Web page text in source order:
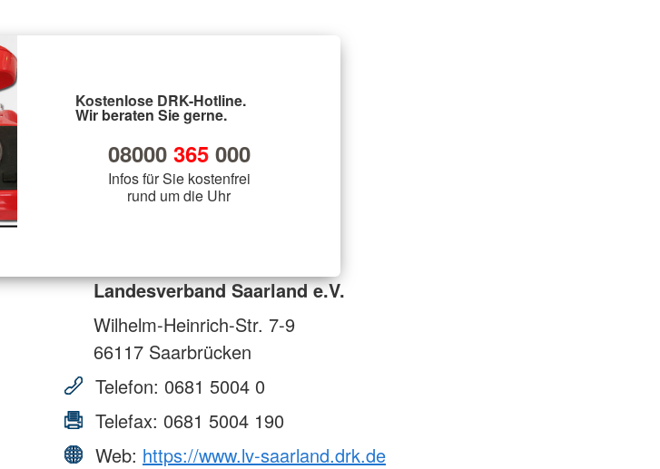
Kostenlose DRK-Hotline.
Wir beraten Sie gerne.
08000 365000
Infos für Sie kostenfrei
rund um die Uhr
Landesverband Saarland e.V.
Wilhelm-Heinrich-Str. 7-9
66117 Saarbrücken
Telefon: 0681 5004 0
Telefax: 0681 5004 190
Web: https://www.lv-saarland.drk.de